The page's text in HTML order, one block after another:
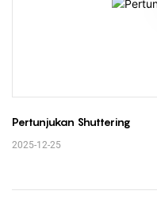
Pertunjukan Shuttering
2025-12-25